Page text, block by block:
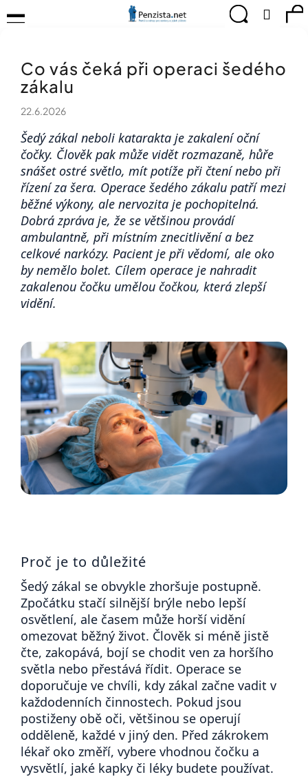
na
TIPY
PRO
ZDRAVÍ
CVIČÍME
PRO
RADOST
OBJEVUJTE
TVOŘTE
NÁMI
CHYTRÝ
PRŮVODCE
MODERNÍM
SVĚTEM
ZAŽIJTE,
CO
SE
PRÁVĚ
DĚJE
VAŠE
SLOVA,
NAŠE
INSPIRACE
ZÁBAVA,
KTERÁ
BAZAR
REPASOVANÉ
POMŮCKY
Přihlášení
Hledat
Menu
Co vás čeká při operaci šedého
zákalu
22.6.2026
Šedý zákal neboli katarakta je zakalení oční
čočky. Člověk pak může vidět rozmazaně, hůře
snášet ostré světlo, mít potíže při čtení nebo při
řízení za šera. Operace šedého zákalu patří mezi
běžné výkony, ale nervozita je pochopitelná.
Dobrá zpráva je, že se většinou provádí
ambulantně, při místním znecitlivění a bez
celkové narkózy. Pacient je při vědomí, ale oko
by nemělo bolet. Cílem operace je nahradit
zakalenou čočku umělou čočkou, která zlepší
vidění.
Proč je to důležité
Šedý zákal se obvykle zhoršuje postupně.
Zpočátku stačí silnější brýle nebo lepší
osvětlení, ale časem může horší vidění
omezovat běžný život. Člověk si méně jistě
čte, zakopává, bojí se chodit ven za horšího
světla nebo přestává řídit. Operace se
doporučuje ve chvíli, kdy zákal začne vadit v
každodenních činnostech. Pokud jsou
postiženy obě oči, většinou se operují
odděleně, každé v jiný den. Před zákrokem
lékař oko změří, vybere vhodnou čočku a
vysvětlí, jaké kapky či léky budete používat.
o
C
o
o
e
b
u
e
e
n
a
?
HLEDAT
D
o
e
m